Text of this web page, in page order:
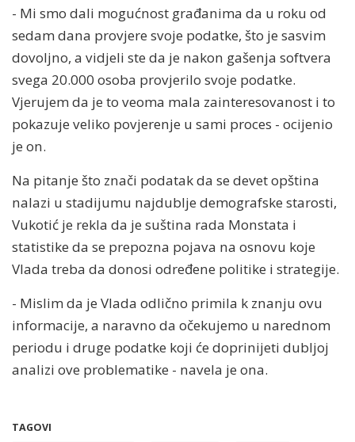
- Mi smo dali mogućnost građanima da u roku od
sedam dana provjere svoje podatke, što je sasvim
dovoljno, a vidjeli ste da je nakon gašenja softvera
svega 20.000 osoba provjerilo svoje podatke.
Vjerujem da je to veoma mala zainteresovanost i to
pokazuje veliko povjerenje u sami proces - ocijenio
je on.
Na pitanje što znači podatak da se devet opština
nalazi u stadijumu najdublje demografske starosti,
Vukotić je rekla da je suština rada Monstata i
statistike da se prepozna pojava na osnovu koje
Vlada treba da donosi određene politike i strategije.
- Mislim da je Vlada odlično primila k znanju ovu
informacije, a naravno da očekujemo u narednom
periodu i druge podatke koji će doprinijeti dubljoj
analizi ove problematike - navela je ona.
TAGOVI